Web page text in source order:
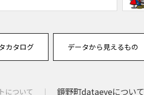
カタログ データから見えるもの
について 鏡野町dataeyeについて